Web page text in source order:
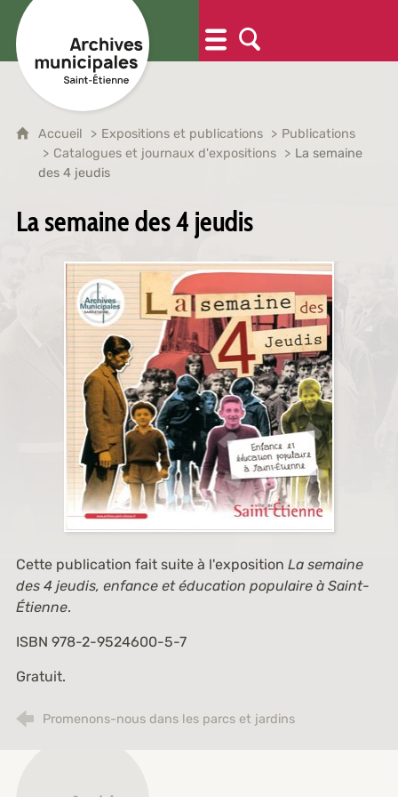
Accueil Expositions et publications
Publications
Catalogues et journaux d'expositions
La semaine
des 4 jeudis
La semaine des 4 jeudis
Cette publication fait suite à l'exposition La semaine
des 4 jeudis, enfance et éducation populaire à Saint-
Étienne.
ISBN 978-2-9524600-5-7
Gratuit.
Promenons-nous dans les parcs et jardins